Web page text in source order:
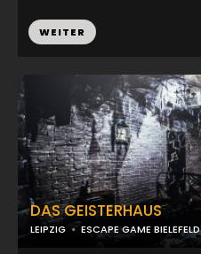
WEITER
DAS GEISTERHAUS
LEIPZIG ESCAPE GAME BIELEFELD